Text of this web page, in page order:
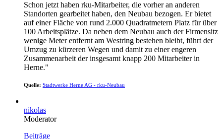
Schon jetzt haben rku-Mitarbeiter, die vorher an anderen
Standorten gearbeitet haben, den Neubau bezogen. Er bietet
auf einer Fläche von rund 2.000 Quadratmetern Platz für über
100 Arbeitsplätze. Da neben dem Neubau auch der Firmensitz
wenige Meter entfernt am Westring bestehen bleibt, führt der
Umzug zu kürzeren Wegen und damit zu einer engeren
Zusammenarbeit der insgesamt knapp 200 Mitarbeiter in
Herne."
Quelle: Stadtwerke Herne AG - rku-Neubau
nikolas
Moderator
Beiträge